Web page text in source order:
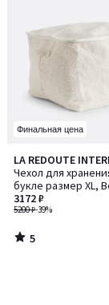
Финальная цена
LA REDOUTE
Чехол для
букле размер XL,
Боклио
5200 ₽-39%
3172 ₽
5
/
5
5
/